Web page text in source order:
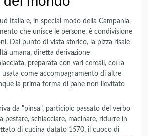
Italia e, in special modo della Campania,
che unisce le persone, è condivisione
Dal punto di vista storico, la pizza risale
umana, diretta derivazione
preparata con vari cereali, cotta
come accompagnamento di altre
la prima forma di pane non lievitato
da "pinsa", participio passato del verbo
pestare, schiacciare, macinare, ridurre in
di cucina datato 1570, il cuoco di